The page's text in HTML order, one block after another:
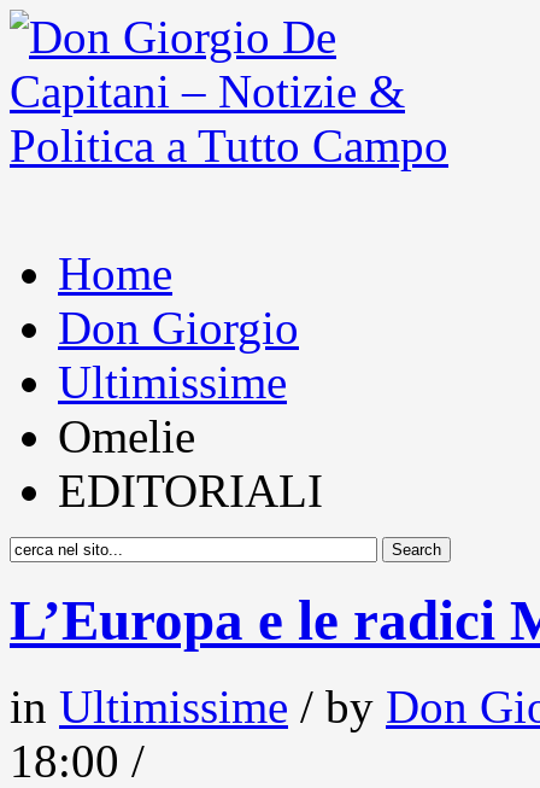
Home
Don Giorgio
Ultimissime
Omelie
EDITORIALI
L’Europa e le radici
in Ultimissime / by Don
18:00 /